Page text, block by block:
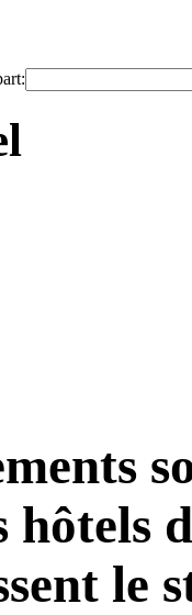
hôtels
le